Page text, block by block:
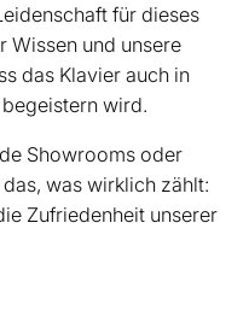
für dieses
Wissen und unsere
das Klavier auch in
wird.
Showrooms oder
was wirklich zählt:
Zufriedenheit unserer